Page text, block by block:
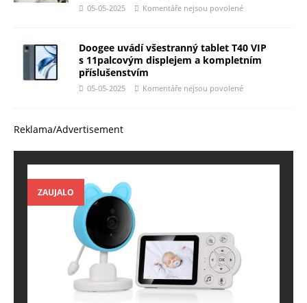
05-05-2025 Komentáře nejsou povolené
Doogee uvádí všestranný tablet T40 VIP
s 11palcovým displejem a kompletním
příslušenstvím
05-05-2025 Komentáře nejsou povolené
Reklama/Advertisement
ZAUJALO